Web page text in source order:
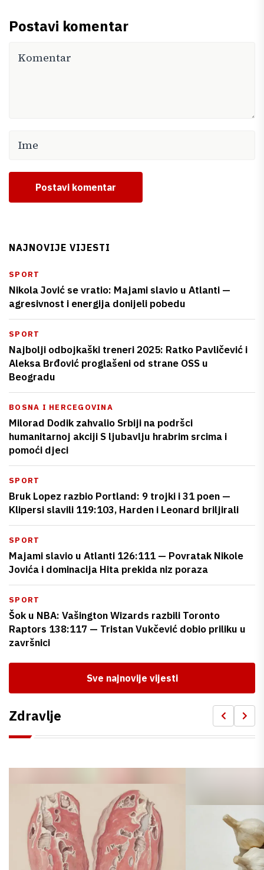
Postavi komentar
Postavi komentar
NAJNOVIJE VIJESTI
SPORT
Nikola Jović se vratio: Majami slavio u Atlanti —
agresivnost i energija donijeli pobedu
SPORT
Najbolji odbojkaški treneri 2025: Ratko Pavličević i
Aleksa Brđović proglašeni od strane OSS u
Beogradu
BOSNA I HERCEGOVINA
Milorad Dodik zahvalio Srbiji na podršci
humanitarnoj akciji S ljubavlju hrabrim srcima i
pomoći djeci
SPORT
Bruk Lopez razbio Portland: 9 trojki i 31 poen —
Klipersi slavili 119:103, Harden i Leonard briljirali
SPORT
Majami slavio u Atlanti 126:111 — Povratak Nikole
Jovića i dominacija Hita prekida niz poraza
SPORT
Šok u NBA: Vašington Wizards razbili Toronto
Raptors 138:117 — Tristan Vukčević dobio priliku u
završnici
Sve najnovije vijesti
Zdravlje